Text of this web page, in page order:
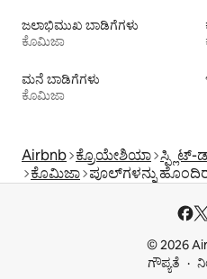
ಜಲಾಭಿಮುಖ ಬಾಡಿಗೆಗಳು
ಕೊಮಿಜಾ
ಮನೆ ಬಾಡಿಗೆಗಳು
ಕೊಮಿಜಾ
Airbnb ಕ್ರೊಯೇಶಿಯಾ ಸ್ಪ್ಲಿಟ್-
ಕೊಮಿಜಾ ಪೂಲ್‍ಗಳನ್ನು
© 2026
ಗೌಪ್ಯತೆ